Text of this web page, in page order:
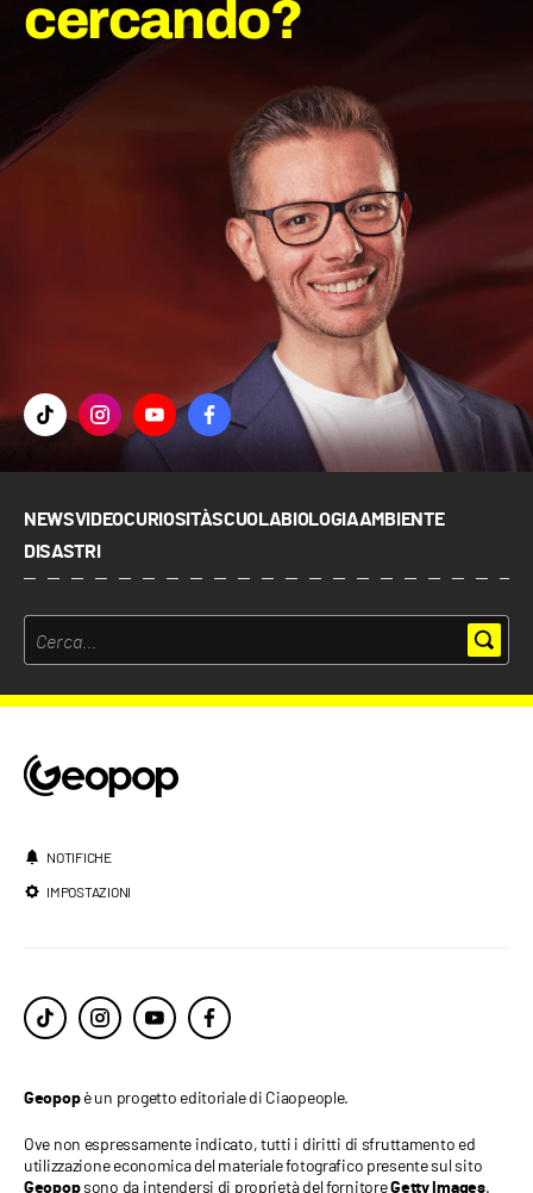
cercando?
NEWSVIDEOCURIOSITÀSCUOLABIOLOGIAAMBIENTE
DISASTRI
NOTIFICHE
IMPOSTAZIONI
Geopopè un progetto editoriale di Ciaopeople.
Ove non espressamente indicato, tutti i diritti di sfruttamento ed
utilizzazione economica del materiale fotografico presente sul sito
Geopopsono da intendersi di proprietà del fornitoreGetty Images.